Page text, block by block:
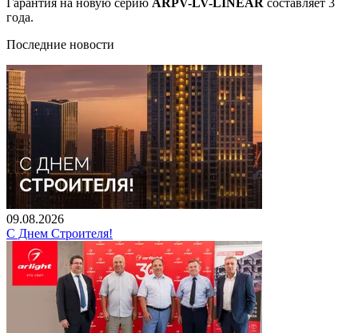
года.
Последние новости
09.08.2026
С Днем Строителя!